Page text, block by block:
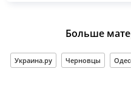
Больше
Украина.ру Черновцы